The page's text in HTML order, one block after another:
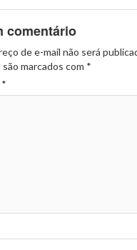
comentário
de e-mail não será
marcados com *
*